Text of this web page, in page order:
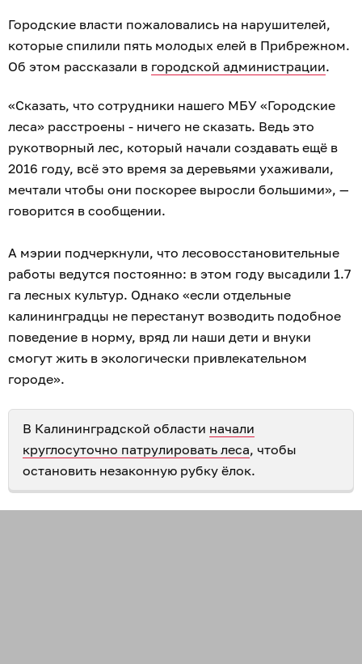
Городские власти пожаловались на нарушителей,
которые спилили пять молодых елей в Прибрежном.
Об этом рассказали в городской администрации.
«Сказать, что сотрудники нашего МБУ «Городские
леса» расстроены - ничего не сказать. Ведь это
рукотворный лес, который начали создавать ещё в
2016 году, всё это время за деревьями ухаживали,
мечтали чтобы они поскорее выросли большими», —
говорится в сообщении.
А мэрии подчеркнули, что лесовосстановительные
работы ведутся постоянно: в этом году высадили 1.7
га лесных культур. Однако «если отдельные
калининградцы не перестанут возводить подобное
поведение в норму, вряд ли наши дети и внуки
смогут жить в экологически привлекательном
городе».
В Калининградской области начали
круглосуточно патрулировать леса, чтобы
остановить незаконную рубку ёлок.